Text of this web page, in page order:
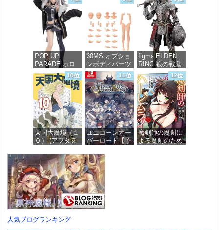
(MFコミック
ス フラッパー
シリーズ)
価格：¥748
グリント 全高
約160mm 1/72
スケール プラ
モデル
価格：¥7,367
ミックス)
価格：¥726
POP UP
PARADE ホロ
ライブプロダク
ション 獅白ぼ
たん ノンスケ
ール プラスチ
ック製 塗装済
み完成品フィギ
ュア
価格：¥4,676
30MS オプショ
ンボディパーツ
アームパーツ&
レッグパーツ
[カラーC] 色分
け済みプラモデ
ル
価格：¥1,949
figma ELDEN
RING 狼の戦鬼
ノンスケール
プラスチック製
塗装済み可動フ
ィギュア
価格：¥13,115
10位
天国大魔境（１
０） (アフタヌ
ス)
価格：¥759
11位
ユニコーンオー
バーロード【予
DLC「アトラス
×ヴァニラウェ
ア 紋章セッ
ト」 同梱 -
Switch
価格：¥7,182
12位
魔剣師の魔剣に
よる魔剣のため
人気ブログランキング